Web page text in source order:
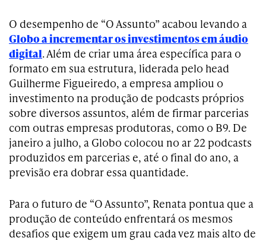
O desempenho de “O Assunto” acabou levando a
Globo a incrementar os investimentos em áudio
digital. Além de criar uma área específica para o
formato em sua estrutura, liderada pelo head
Guilherme Figueiredo, a empresa ampliou o
investimento na produção de podcasts próprios
sobre diversos assuntos, além de firmar parcerias
com outras empresas produtoras, como o B9. De
janeiro a julho, a Globo colocou no ar 22 podcasts
produzidos em parcerias e, até o final do ano, a
previsão era dobrar essa quantidade.
Para o futuro de “O Assunto”, Renata pontua que a
produção de conteúdo enfrentará os mesmos
desafios que exigem um grau cada vez mais alto de